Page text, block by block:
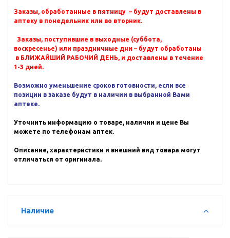
Заказы, обработанные в пятницу – будут доставлены в
аптеку в понедельник или во вторник.
Заказы, поступившие в выходные (суббота,
воскресенье) или праздничные дни – будут обработаны
в БЛИЖАЙШИЙ РАБОЧИЙ ДЕНЬ, и доставлены в течение
1-3 дней.
Возможно уменьшение сроков готовности, если все
позиции в заказе будут в наличии в выбранной Вами
аптеке.
Уточнить информацию о товаре, наличии и цене Вы
можете по телефонам аптек.
Описание, характеристики и внешний вид товара могут
отличаться от оригинала.
Наличие